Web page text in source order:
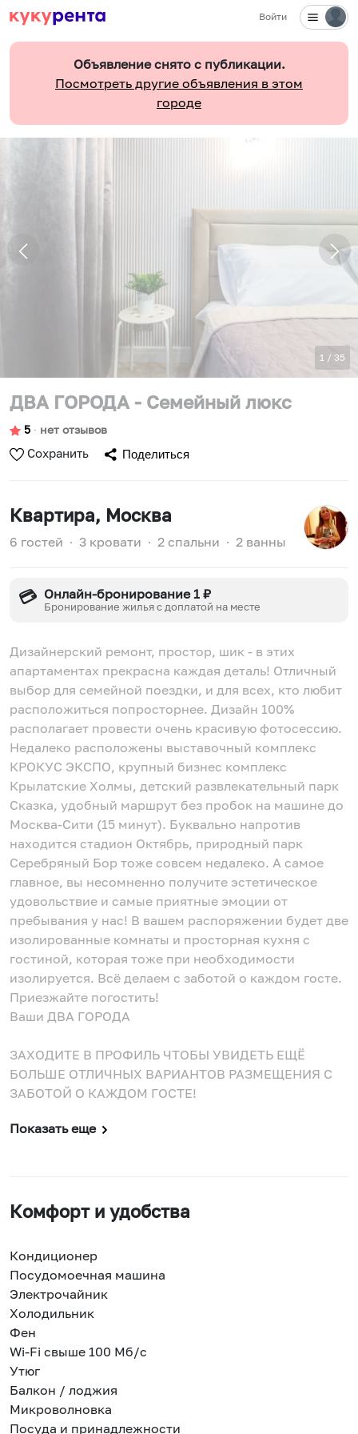
Войти
Объявление снято с публикации.
Посмотреть другие объявления в этом
городе
1 / 35
ДВА ГОРОДА - Семейный люкс
5 ∙ нет отзывов
Сохранить Поделиться
Квартира, Москва
6 гостей ∙ 3 кровати ∙ 2 спальни ∙ 2 ванны
💳 Онлайн-бронирование 1 ₽
Бронирование жилья с доплатой на месте
Дизайнерский ремонт, простор, шик - в этих
апартаментах прекрасна каждая деталь! Отличный
выбор для семейной поездки, и для всех, кто любит
расположиться попросторнее. Дизайн 100%
располагает провести очень красивую фотосессию.
Недалеко расположены выставочный комплекс
КРОКУС ЭКСПО, крупный бизнес комплекс
Крылатские Холмы, детский развлекательный парк
Сказка, удобный маршрут без пробок на машине до
Москва-Сити (15 минут). Буквально напротив
находится стадион Октябрь, природный парк
Серебряный Бор тоже совсем недалеко. А самое
главное, вы несомненно получите эстетическое
удовольствие и самые приятные эмоции от
пребывания у нас! В вашем распоряжении будет две
изолированные комнаты и просторная кухня с
гостиной, которая тоже при необходимости
изолируется. Всё делаем с заботой о каждом госте.
Приезжайте погостить!
Ваши ДВА ГОРОДА
ЗАХОДИТЕ В ПРОФИЛЬ ЧТОБЫ УВИДЕТЬ ЕЩЁ
БОЛЬШЕ ОТЛИЧНЫХ ВАРИАНТОВ РАЗМЕЩЕНИЯ С
ЗАБОТОЙ О КАЖДОМ ГОСТЕ!
Показать еще
Комфорт и удобства
Кондиционер
Посудомоечная машина
Электрочайник
Холодильник
Фен
Wi-Fi свыше 100 Мб/с
Утюг
Балкон / лоджия
Микроволновка
Посуда и принадлежности